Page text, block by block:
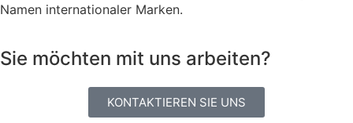
Namen internationaler Marken.
Sie möchten mit uns arbeiten?
KONTAKTIEREN SIE UNS